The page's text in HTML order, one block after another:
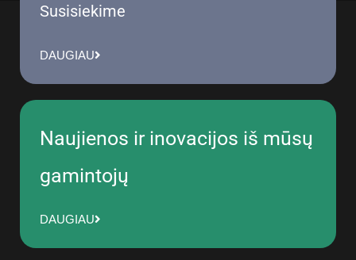
Susisiekime
DAUGIAU
Naujienos ir inovacijos iš mūsų
gamintojų
DAUGIAU